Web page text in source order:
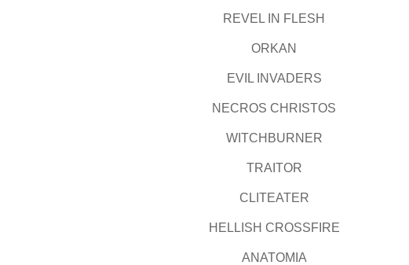
REVEL IN FLESH
ORKAN
EVIL INVADERS
NECROS CHRISTOS
WITCHBURNER
TRAITOR
CLITEATER
HELLISH CROSSFIRE
ANATOMIA